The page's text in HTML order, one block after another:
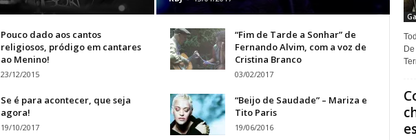
Pouco dado aos cantos
religiosos, pródigo em cantares
ao Menino!
23/12/2015
“Fim de Tarde a Sonhar” de
Fernando Alvim, com a voz de
Cristina Branco
03/02/2017
Se é para acontecer, que seja
agora!
19/10/2017
“Beijo de Saudade” – Mariza e
Tito Paris
19/06/2016